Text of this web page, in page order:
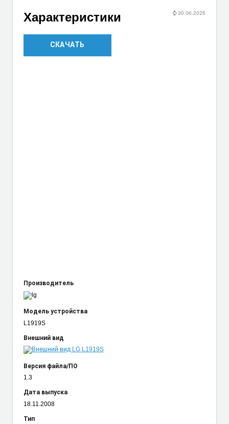
⌚30.06.2026
Характеристики
Производитель
Модель устройства
L1919S
Внешний вид
Версия файла/ПО
1.3
Дата выпуска
18.11.2008
Тип
СКАЧАТЬ